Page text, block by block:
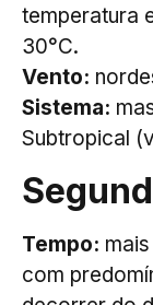
temperatura
30°C.
Vento:
Sistema:
Subtropical
Tempo:
com